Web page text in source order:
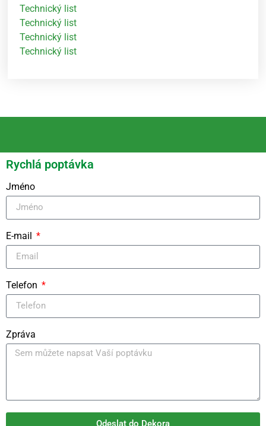
Technický list
Technický list
Technický list
Technický list
Rychlá poptávka
Jméno
E-mail
Telefon
Zpráva
Odeslat do Dekora